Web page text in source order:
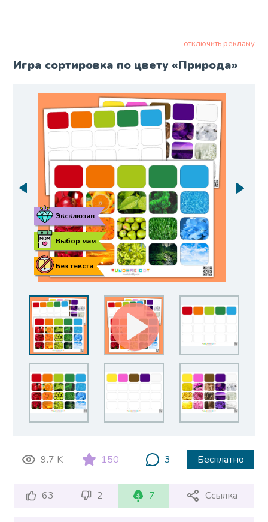
отключить рекламу
Игра сортировка по цвету «Природа»
Без текста
Выбор мам
Эксклюзив
9.7 K 150 3 Бесплатно
63 2 7 Ссылка